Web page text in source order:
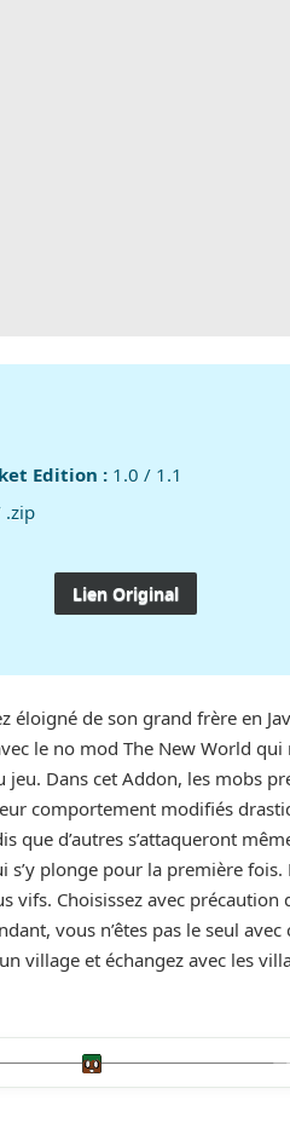
Edition : 1.0 / 1.1
.zip
Lien Original
éloigné de son grand frère en
le no mod The New World
Dans cet Addon, les mobs
comportement modifiés
que d’autres s’attaqueront
s’y plonge pour la première
vifs. Choisissez avec
vous n’êtes pas le seul avec
village et échangez avec les